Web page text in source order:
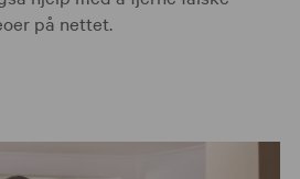
på nettet.